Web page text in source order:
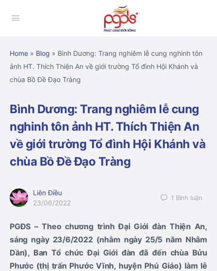
Home » Blog » Bình Dương: Trang nghiêm lễ cung nghinh tôn
ảnh HT. Thích Thiện An về giới trường Tổ đình Hội Khánh và
chùa Bồ Đề Đạo Tràng
Bình Dương: Trang nghiêm lễ cung
nghinh tôn ảnh HT. Thích Thiện An
về giới trường Tổ đình Hội Khánh và
chùa Bồ Đề Đạo Tràng
Liên Điều
23/06/2022
1 Bình luận
PGĐS – Theo chương trình Đại Giới đànThiện An,
sáng ngày 23/6/2022 (nhằm ngày 25/5 năm Nhâm
Dần), Ban Tổ chức Đại Giới đàn đã đến chùa Bửu
Phước (thị trấn Phước Vĩnh, huyện Phú Giáo) làm lễ